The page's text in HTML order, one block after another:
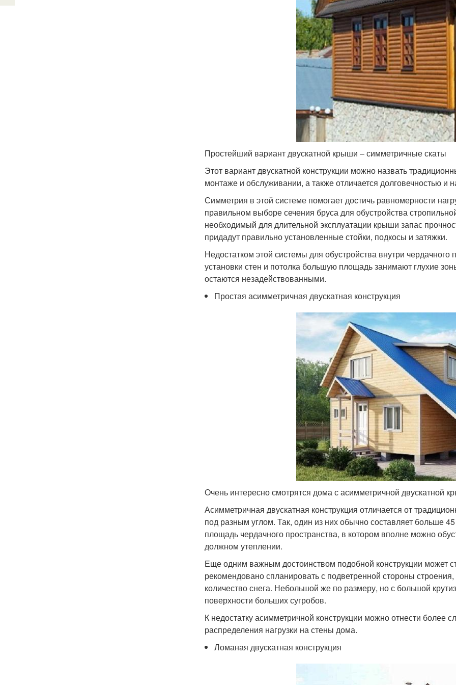
Простейший вариант двускатной крыши – симметричные скаты
Этот вариант двускатной конструкции можно назвать
монтаже и обслуживании, а также отличается долговечностью и
Симметрия в этой системе помогает достичь равномерности
правильном выборе сечения бруса для обустройства
необходимый для длительной эксплуатации крыши запас
придадут правильно установленные стойки, подкосы и затяжки.
Недостатком этой системы для обустройства внутри
установки стен и потолка большую площадь занимают глухие
остаются незадействованными.
Простая асимметричная двускатная конструкция
Очень интересно смотрятся дома с асимметричной двускатной
Асимметричная двускатная конструкция отличается от
под разным углом. Так, один из них обычно составляет больше
площадь чердачного пространства, в котором вполне можно
должном утеплении.
Еще одним важным достоинством подобной конструкции может
рекомендовано спланировать с подветренной стороны
количество снега. Небольшой же по размеру, но с большой
поверхности больших сугробов.
К недостатку асимметричной конструкции можно отнести более
распределения нагрузки на стены дома.
Ломаная двускатная конструкция